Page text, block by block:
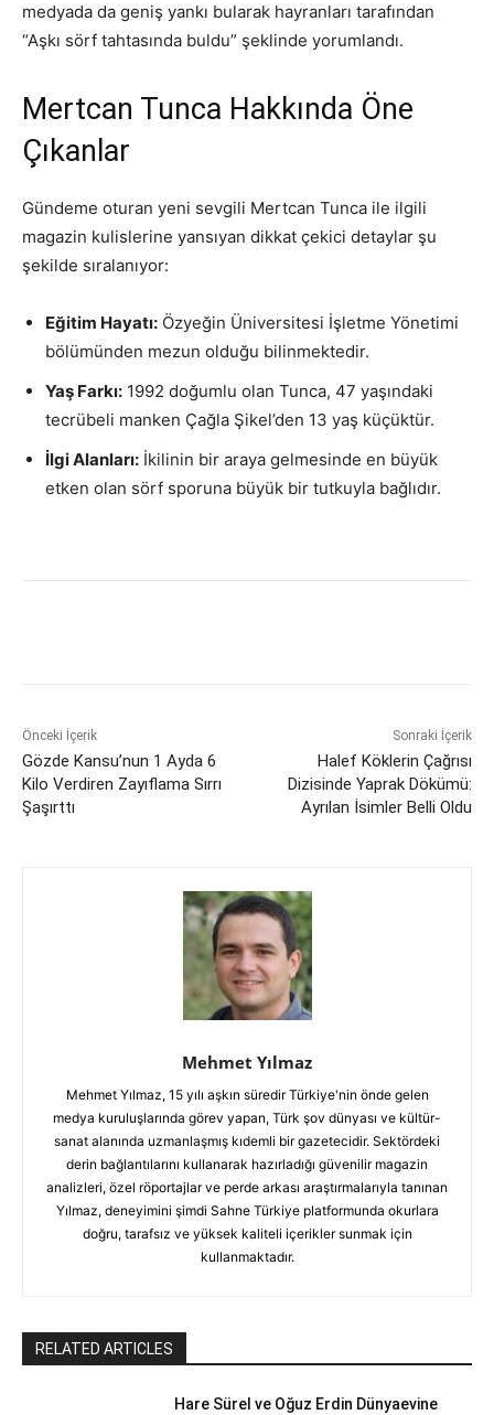
medyada da geniş yankı bularak hayranları tarafından
“Aşkı sörf tahtasında buldu” şeklinde yorumlandı.
Mertcan Tunca Hakkında Öne
Çıkanlar
Gündeme oturan yeni sevgili Mertcan Tunca ile ilgili
magazin kulislerine yansıyan dikkat çekici detaylar şu
şekilde sıralanıyor:
Eğitim Hayatı: Özyeğin Üniversitesi İşletme Yönetimi
bölümünden mezun olduğu bilinmektedir.
Yaş Farkı: 1992 doğumlu olan Tunca, 47 yaşındaki
tecrübeli manken Çağla Şikel’den 13 yaş küçüktür.
İlgi Alanları: İkilinin bir araya gelmesinde en büyük
etken olan sörf sporuna büyük bir tutkuyla bağlıdır.
Önceki İçerik
Gözde Kansu’nun 1 Ayda 6
Kilo Verdiren Zayıflama Sırrı
Şaşırttı
Sonraki İçerik
Halef Köklerin Çağrısı
Dizisinde Yaprak Dökümü:
Ayrılan İsimler Belli Oldu
Mehmet Yılmaz
Mehmet Yılmaz, 15 yılı aşkın süredir Türkiye'nin önde gelen
medya kuruluşlarında görev yapan, Türk şov dünyası ve kültür-
sanat alanında uzmanlaşmış kıdemli bir gazetecidir. Sektördeki
derin bağlantılarını kullanarak hazırladığı güvenilir magazin
analizleri, özel röportajlar ve perde arkası araştırmalarıyla tanınan
Yılmaz, deneyimini şimdi Sahne Türkiye platformunda okurlara
doğru, tarafsız ve yüksek kaliteli içerikler sunmak için
kullanmaktadır.
RELATED ARTICLES
Hare Sürel ve Oğuz Erdin Dünyaevine